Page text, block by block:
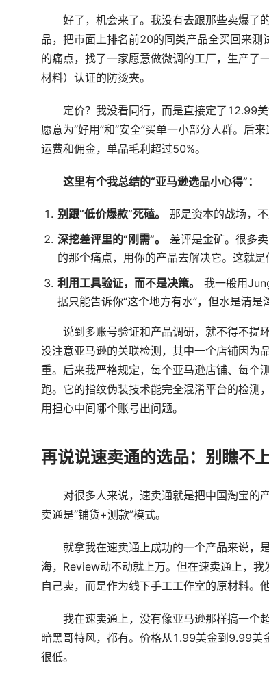
好了，机会来了。我没有去跟那些卖爆了
品，把市面上排名前20的同类产品全买回来
的痛点，找了一家愿意做微调的工厂，生产了
材料）认证的防烫夹。
定价？我没看同行，而是直接定了12.99
愿意为“好用”和“安全”买单一小部分人群。
运费和佣金，单品毛利超过50%。
这里有个我总结的“亚马逊选品小心得”：
别跟“低价爆款”死磕。
那是资本的战场，
深挖差评里的“刚需”。
差评是金矿。很多
的那个痛点，用你的产品去解决它。这就是
利用工具验证，而不是决策。
我一般用
据只能告诉你“这个地方有水”，但水是清是
说到多账号验证和产品调研，就不得不提
没注意亚马逊的关联检测，其中一个店铺因为
重。后来我严格规定，每个亚马逊店铺、每个
跑。它的指纹伪装技术能完全混淆平台的检测
用担心中间哪个账号出问题。
再说说速卖通的选品：别瞧不
对很多人来说，速卖通就是把中国淘宝的
卖通是“铺货+测款”模式。
就拿我在速卖通上成功的一个产品来说，
海，Review动不动就上万。但在速卖通上，
自己卖，而是作为线下手工工作室的原材料。
我在速卖通上，没有像亚马逊那样搞一个
暗黑哥特风，都有。价格从1.99美金到9.99美
很低。